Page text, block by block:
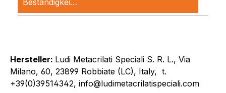
Hersteller: Ludi Metacrilati Speciali S. R. L., Via
Milano, 60, 23899 Robbiate (LC), Italy, t.
+39(0)39514342, info@ludimetacrilatispeciali.com